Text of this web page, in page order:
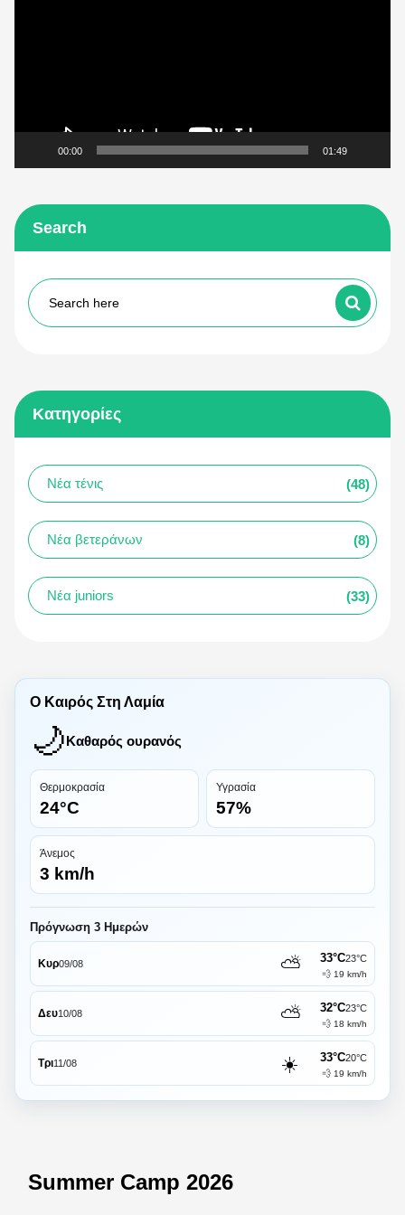
00:00 01:49
Search
Κατηγορίες
Νέα τένις (48)
Νέα βετεράνων (8)
Νέα juniors (33)
Ο Καιρός Στη Λαμία
🌙Καθαρός ουρανός
Θερμοκρασία
24°C
Υγρασία
57%
Άνεμος
3 km/h
Πρόγνωση 3 Ημερών
Κυρ09/08 ⛅ 33°C23°C
💨 19 km/h
Δευ10/08 ⛅ 32°C23°C
💨 18 km/h
Τρι11/08 ☀️ 33°C20°C
💨 19 km/h
Summer Camp 2026